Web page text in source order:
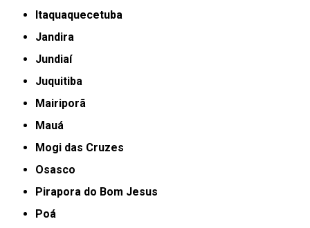
Itaquaquecetuba
Jandira
Jundiaí
Juquitiba
Mairiporã
Mauá
Mogi das Cruzes
Osasco
Pirapora do Bom Jesus
Poá